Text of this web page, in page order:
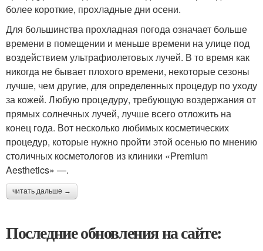
более короткие, прохладные дни осени.
Для большинства прохладная погода означает больше
времени в помещении и меньше времени на улице под
воздействием ультрафиолетовых лучей. В то время как
никогда не бывает плохого времени, некоторые сезоны
лучше, чем другие, для определенных процедур по уходу
за кожей. Любую процедуру, требующую воздержания от
прямых солнечных лучей, лучше всего отложить на
конец года. Вот несколько любимых косметических
процедур, которые нужно пройти этой осенью по мнению
столичных косметологов из клиники «Premium
Aesthetics» —.
читать дальше →
Последние обновления на сайте: